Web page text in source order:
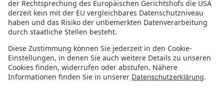
Erlebe den Spirit of Play am wichtigsten Treffpunkt
der inter­nationalen Spielwaren­branche.
Hier findest du die Neu­heiten des Jahres, Markt­
wissen, den Überblick zu kommenden Trends und
endlose Inspiration.
Entdecke innovative Startups und bekannte